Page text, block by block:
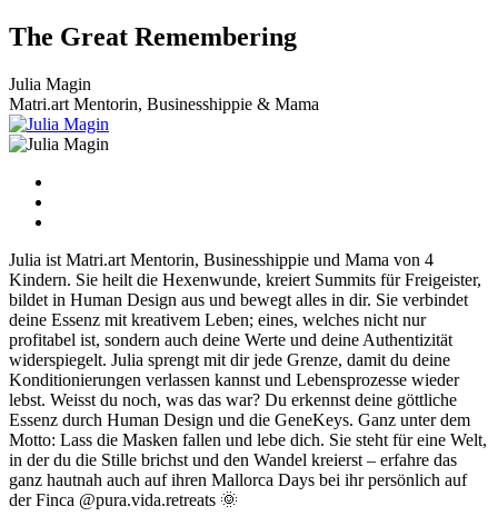
Zum
Inhalt
The Great Remembering
Julia Magin
Matri.art Mentorin, Businesshippie & Mama
Julia ist Matri.art Mentorin, Businesshippie und Mama von 4
Kindern. Sie heilt die Hexenwunde, kreiert Summits für Freigeister,
bildet in Human Design aus und bewegt alles in dir. Sie verbindet
deine Essenz mit kreativem Leben; eines, welches nicht nur
profitabel ist, sondern auch deine Werte und deine Authentizität
widerspiegelt. Julia sprengt mit dir jede Grenze, damit du deine
Konditionierungen verlassen kannst und Lebensprozesse wieder
lebst. Weisst du noch, was das war? Du erkennst deine göttliche
Essenz durch Human Design und die GeneKeys. Ganz unter dem
Motto: Lass die Masken fallen und lebe dich. Sie steht für eine Welt,
in der du die Stille brichst und den Wandel kreierst – erfahre das
ganz hautnah auch auf ihren Mallorca Days bei ihr persönlich auf
der Finca @pura.vida.retreats 🌞